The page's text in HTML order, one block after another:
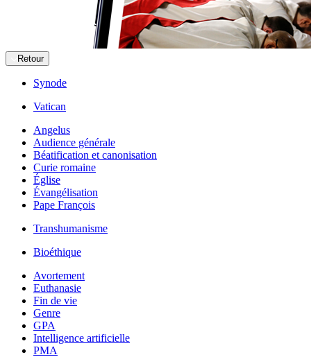
Retour
Synode
Vatican
Angelus
Audience générale
Béatification et canonisation
Curie romaine
Église
Évangélisation
Pape François
Transhumanisme
Bioéthique
Avortement
Euthanasie
Fin de vie
Genre
GPA
Intelligence artificielle
PMA